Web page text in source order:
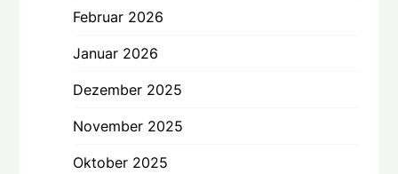
Februar 2026
Januar 2026
Dezember 2025
November 2025
Oktober 2025